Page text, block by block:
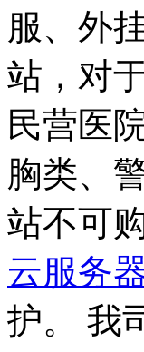
服、外
站，对
民营医
胸类、
站不可
云服务
护。 我